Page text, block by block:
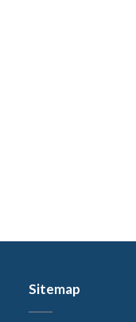
Sitemap